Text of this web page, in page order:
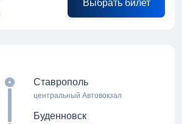
Выбрать билет
Ставрополь
центральный Автовокзал
Буденновск